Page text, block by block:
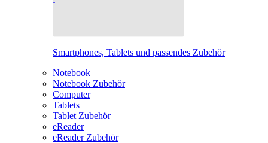
Smartphones, Tablets und passendes Zubehör
Notebook
Notebook Zubehör
Computer
Tablets
Tablet Zubehör
eReader
eReader Zubehör